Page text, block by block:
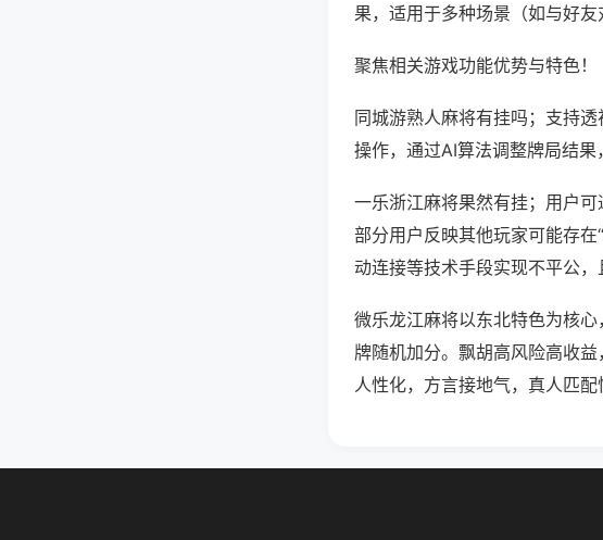
果，适用于多种场景（如与好
聚焦相关游戏功能优势与特色！
同城游熟人麻将有挂吗；支持
操作，通过AI算法调整牌局结果
一乐浙江麻将果然有挂；用户可
部分用户反映其他玩家可能存在
动连接等技术手段实现不平公，
微乐龙江麻将以东北特色为核
牌随机加分。飘胡高风险高收
人性化，方言接地气，真人匹